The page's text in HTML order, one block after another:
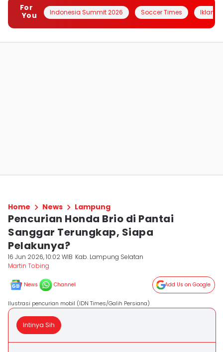
For
You
Indonesia Summit 2026 Soccer Times Iklanin
Home News Lampung
Pencurian Honda Brio di Pantai
Sanggar Terungkap, Siapa
Pelakunya?
16 Jun 2026, 10:02 WIB Kab. Lampung Selatan
Martin Tobing
News Channel Add Us on Google
Ilustrasi pencurian mobil (IDN Times/Galih Persiana)
Intinya Sih